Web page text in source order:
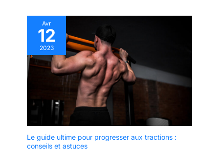
Avr
12
2023
Le guide ultime pour progresser aux tractions :
conseils et astuces